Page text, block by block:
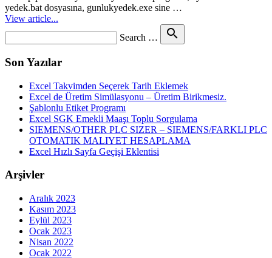
yedek.bat dosyasına, gunlukyedek.exe sine …
View article...
Search … search
Son Yazılar
Excel Takvimden Seçerek Tarih Eklemek
Excel de Üretim Simülasyonu – Üretim Birikmesiz.
Şablonlu Etiket Programı
Excel SGK Emekli Maaşı Toplu Sorgulama
SIEMENS/OTHER PLC SIZER – SIEMENS/FARKLI PLC
OTOMATIK MALIYET HESAPLAMA
Excel Hızlı Sayfa Geçişi Eklentisi
Arşivler
Aralık 2023
Kasım 2023
Eylül 2023
Ocak 2023
Nisan 2022
Ocak 2022